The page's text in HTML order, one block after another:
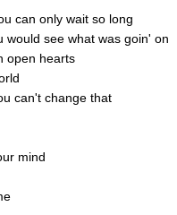
can only wait so long
would see what was goin' on
open hearts
can't change that
mind